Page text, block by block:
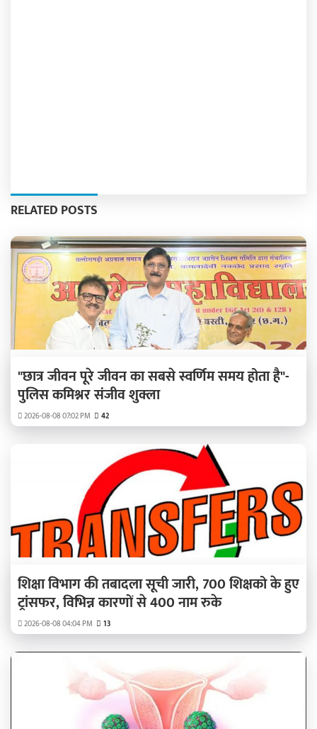
RELATED POSTS
"छात्र जीवन पूरे जीवन का सबसे स्वर्णिम समय होता है"-
पुलिस कमिश्नर संजीव शुक्ला
2026-08-08 07:02 PM 42
शिक्षा विभाग की तबादला सूची जारी, 700 शिक्षको के हुए
ट्रांसफर, विभिन्न कारणों से 400 नाम रुके
2026-08-08 04:04 PM 13